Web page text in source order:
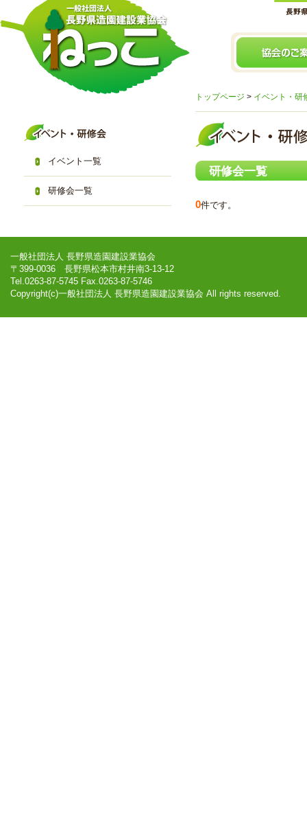
トップページ > イベント・研
研修会一覧
0件です。
イベント一覧
研修会一覧
一般社団法人 長野県造園建設業協会
〒399-0036 長野県松本市村井南3-13-12
Tel.0263-87-5745 Fax.0263-87-5746
Copyright(c)一般社団法人 長野県造園建設業協会 All rights reserved.